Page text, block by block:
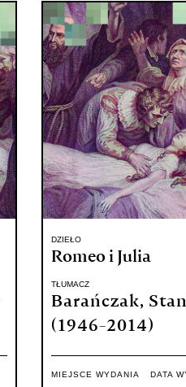
DZIEŁO
Romeo i Julia
TŁUMACZ
Barańczak,
(1946-2014)
MIEJSCE WYDANIA DATA